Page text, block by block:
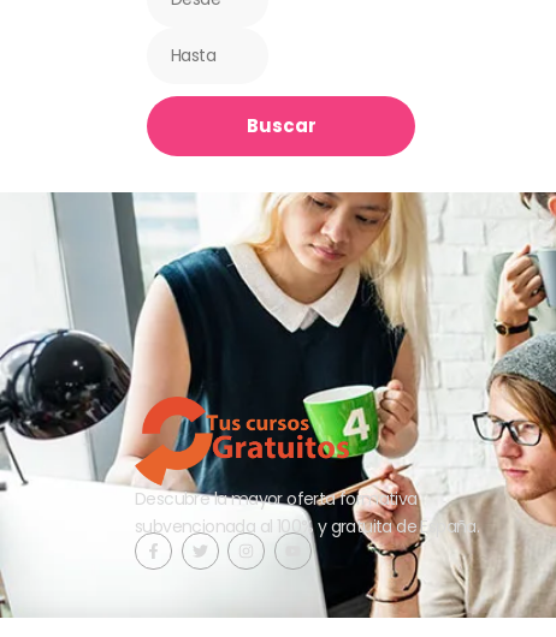
Buscar
Descubre la mayor oferta formativa
subvencionada al 100% y gratuita de España.